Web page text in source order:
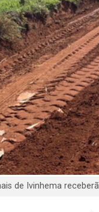
de Ivinhema